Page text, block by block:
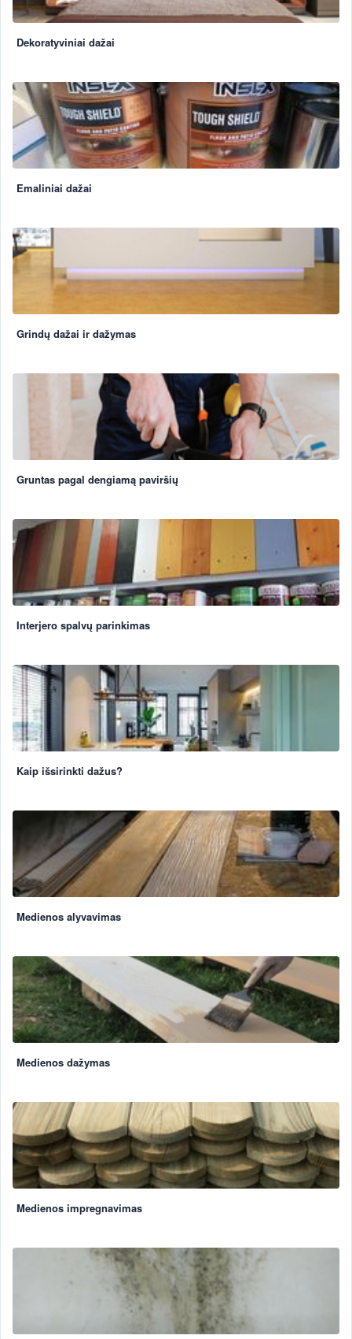
Dekoratyviniai dažai
Emaliniai dažai
Grindų dažai ir dažymas
Gruntas pagal dengiamą paviršių
Interjero spalvų parinkimas
Kaip išsirinkti dažus?
Medienos alyvavimas
Medienos dažymas
Medienos impregnavimas